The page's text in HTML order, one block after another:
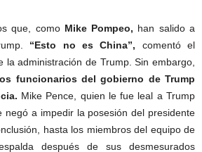
que, como Mike Pompeo, han salido a
“Esto no es China”, comentó el
la administración de Trump. Sin embargo,
funcionarios del gobierno de Trump
Mike Pence, quien le fue leal a Trump
negó a impedir la posesión del presidente
hasta los miembros del equipo de
después de sus desmesurados